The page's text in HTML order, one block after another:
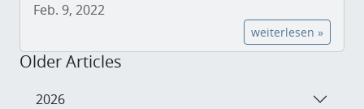
Feb. 9, 2022
weiterlesen »
Older Articles
2026